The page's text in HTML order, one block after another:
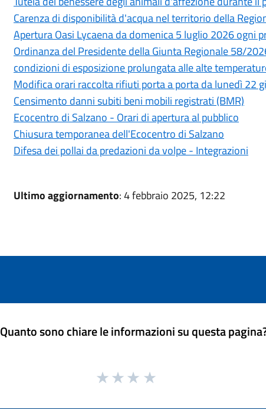
Carenza di disponibilità d'acqua nel territorio della
Apertura Oasi Lycaena da domenica 5 luglio 2026 ogni
Ordinanza del Presidente della Giunta Regionale 58/
condizioni di esposizione prolungata alle alte
Modifica orari raccolta rifiuti porta a porta da lunedì 22
Censimento danni subiti beni mobili registrati (BMR)
Ecocentro di Salzano - Orari di apertura al pubblico
Chiusura temporanea dell'Ecocentro di Salzano
Difesa dei pollai da predazioni da volpe - Integrazioni
Ultimo aggiornamento: 4 febbraio 2025, 12:22
Quanto sono chiare le informazioni su questa